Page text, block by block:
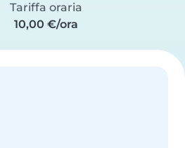
Tariffa oraria
10,00 €/ora